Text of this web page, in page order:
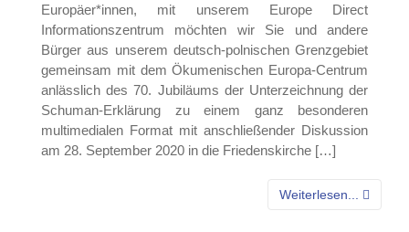
Europäer*innen, mit unserem Europe Direct
Informationszentrum möchten wir Sie und andere
Bürger aus unserem deutsch-polnischen Grenzgebiet
gemeinsam mit dem Ökumenischen Europa-Centrum
anlässlich des 70. Jubiläums der Unterzeichnung der
Schuman-Erklärung zu einem ganz besonderen
multimedialen Format mit anschließender Diskussion
am 28. September 2020 in die Friedenskirche […]
Weiterlesen...